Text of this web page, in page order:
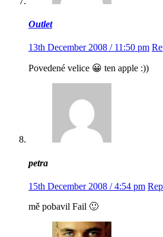
Outlet
13th December 2008 / 11:50 pm
Povedené velice 😀 ten apple :))
petra
15th December 2008 / 4:54 pm
mě pobavil Fail 🙂